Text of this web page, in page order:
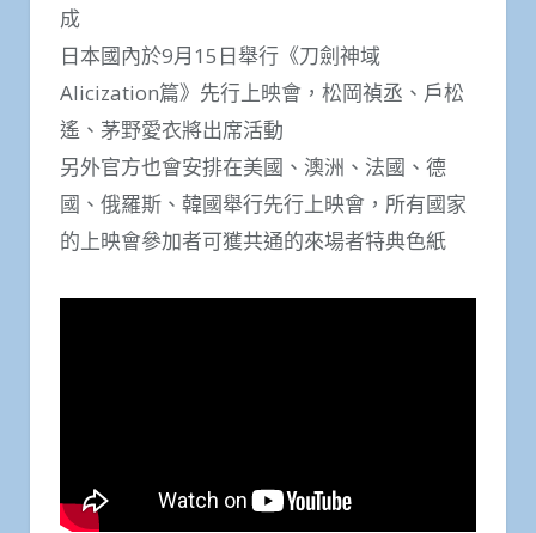
成
日本國內於9月15日舉行《刀劍神域
Alicization篇》先行上映會，松岡禎丞、戶松
遙、茅野愛衣將出席活動
另外官方也會安排在美國、澳洲、法國、德
國、俄羅斯、韓國舉行先行上映會，所有國家
的上映會參加者可獲共通的來場者特典色紙